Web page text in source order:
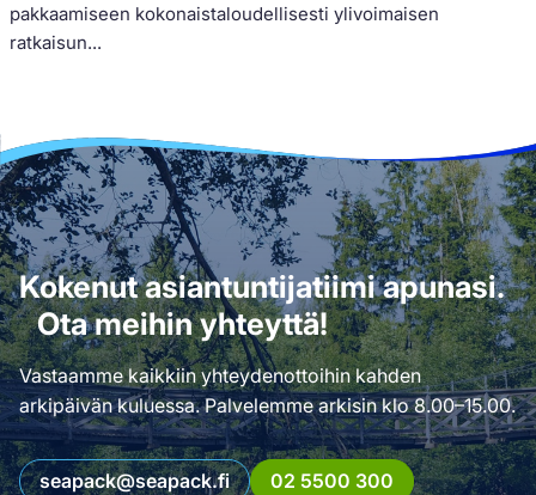
pakkaamiseen kokonaistaloudellisesti ylivoimaisen
ratkaisun...
Kokenut asiantuntijatiimi apunasi.
Ota meihin yhteyttä!
Vastaamme kaikkiin yhteydenottoihin kahden
arkipäivän kuluessa. Palvelemme arkisin klo 8.00–15.00.
seapack@seapack.fi 02 5500 300